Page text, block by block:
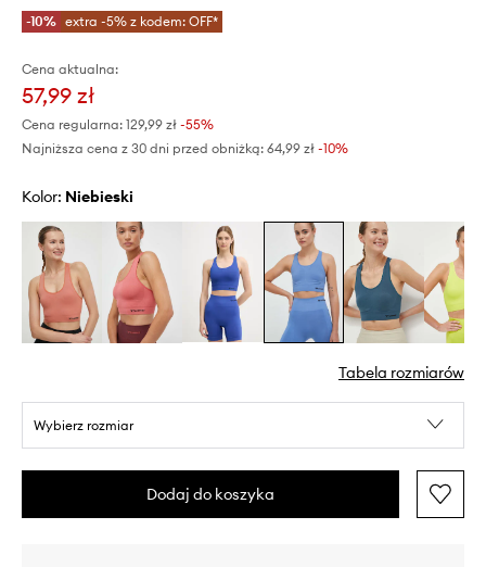
-10% extra -5% z kodem: OFF*
Cena aktualna:
57,99 zł
Cena regularna: 129,99 zł -55%
Najniższa cena z 30 dni przed obniżką: 64,99 zł -10%
Kolor: niebieski
Tabela rozmiarów
Wybierz rozmiar
Dodaj do koszyka